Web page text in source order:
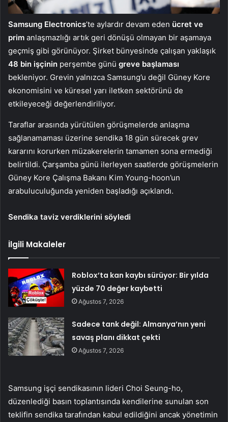
Samsung Electronics’te aylardır devam eden ücret ve
prim anlaşmazlığı artık geri dönüşü olmayan bir aşamaya
geçmiş gibi görünüyor. Şirket bünyesinde çalışan yaklaşık
48 bin işçinin perşembe günü greve başlaması
bekleniyor. Grevin yalnızca Samsung’u değil Güney Kore
ekonomisini ve küresel yarı iletken sektörünü de
etkileyeceği değerlendiriliyor.
Taraflar arasında yürütülen görüşmelerde anlaşma
sağlanamaması üzerine sendika 18 gün sürecek grev
kararını korurken müzakerelerin tamamen sona ermediği
belirtildi. Çarşamba günü ilerleyen saatlerde görüşmelerin
Güney Kore Çalışma Bakanı Kim Young-hoon’un
arabuluculuğunda yeniden başladığı açıklandı.
Sendika taviz verdiklerini söyledi
İlgili Makaleler
Roblox’ta kan kaybı sürüyor: Bir yılda
yüzde 70 değer kaybetti
Ağustos 7, 2026
Sadece tank değil: Almanya’nın yeni
savaş planı dikkat çekti
Ağustos 7, 2026
Samsung işçi sendikasının lideri Choi Seung-ho,
düzenlediği basın toplantısında kendilerine sunulan son
teklifin sendika tarafından kabul edildiğini ancak yönetimin